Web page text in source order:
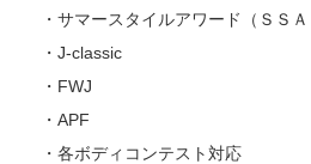
・サマースタイルアワード（ＳＳＡ
・J-classic
・FWJ
・APF
・各ボディコンテスト対応